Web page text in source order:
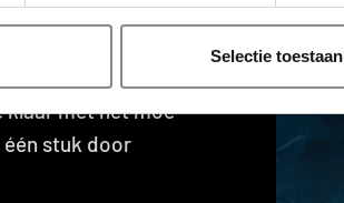
Selectie toestaan
klaar met het moe
stuk door